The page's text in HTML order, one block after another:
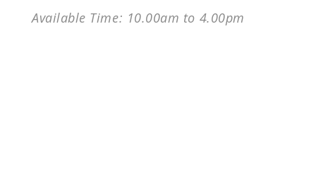
Available Time: 10.00am to 4.00pm